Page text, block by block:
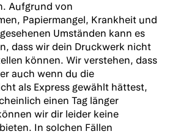
Aufgrund von
Papiermangel, Krankheit und
Umständen kann es
dass wir dein Druckwerk nicht
können. Wir verstehen, dass
auch wenn du die
als Express gewählt hättest,
einen Tag länger
wir dir leider keine
In solchen Fällen